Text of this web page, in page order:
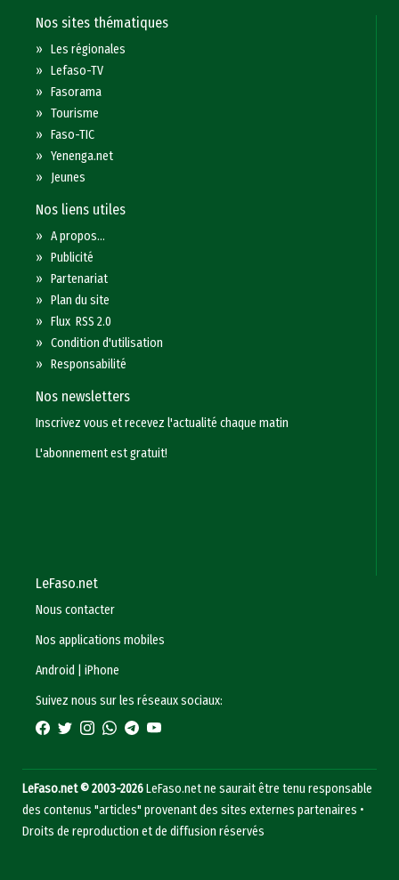
Nos sites thématiques
»Les régionales
»Lefaso-TV
»Fasorama
»Tourisme
»Faso-TIC
»Yenenga.net
» Jeunes
Nos liens utiles
»A propos...
»Publicité
»Partenariat
»Plan du site
»Flux RSS 2.0
»Condition d'utilisation
»Responsabilité
Nos newsletters
Inscrivez vous et recevez l'actualité chaque matin
L'abonnement est gratuit!
LeFaso.net
Nous contacter
Nos applications mobiles
Android
|iPhone
Suivez nous sur les réseaux sociaux:
LeFaso.net © 2003-2026LeFaso.net ne saurait être tenu responsable
des contenus "articles" provenant des sites externes partenaires •
Droits de reproduction et de diffusion réservés